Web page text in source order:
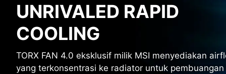
UNRIVALED RAPID
COOLING
TORX FAN 4.0 eksklusif milik MSI menyediakan
yang terkonsentrasi ke radiator untuk pembuangan